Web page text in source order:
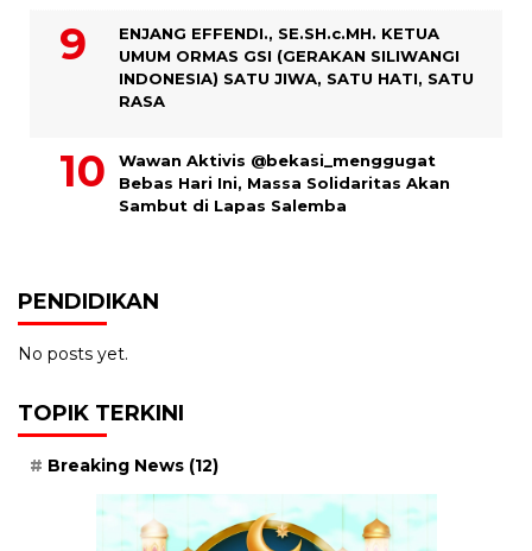
ENJANG EFFENDI., SE.SH.c.MH. KETUA
UMUM ORMAS GSI (GERAKAN SILIWANGI
INDONESIA) SATU JIWA, SATU HATI, SATU
RASA
Wawan Aktivis @bekasi_menggugat
Bebas Hari Ini, Massa Solidaritas Akan
Sambut di Lapas Salemba
PENDIDIKAN
No posts yet.
TOPIK TERKINI
Breaking News (12)